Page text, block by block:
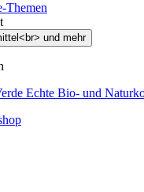
Themen
Echte Bio- und